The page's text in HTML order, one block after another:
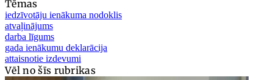
Tēmas
iedzīvotāju ienākuma nodoklis
atvaļinājums
darba līgums
gada ienākumu deklarācija
attaisnotie izdevumi
Vēl no šīs rubrikas